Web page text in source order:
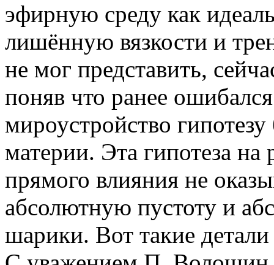
эфирную среду как
лишённую вязкости и
не мог представить,
поняв что ранее
мироустройство
материи. Эта гипотеза
прямого влияния не
абсолютную пустоту и
шарики. Вот такие